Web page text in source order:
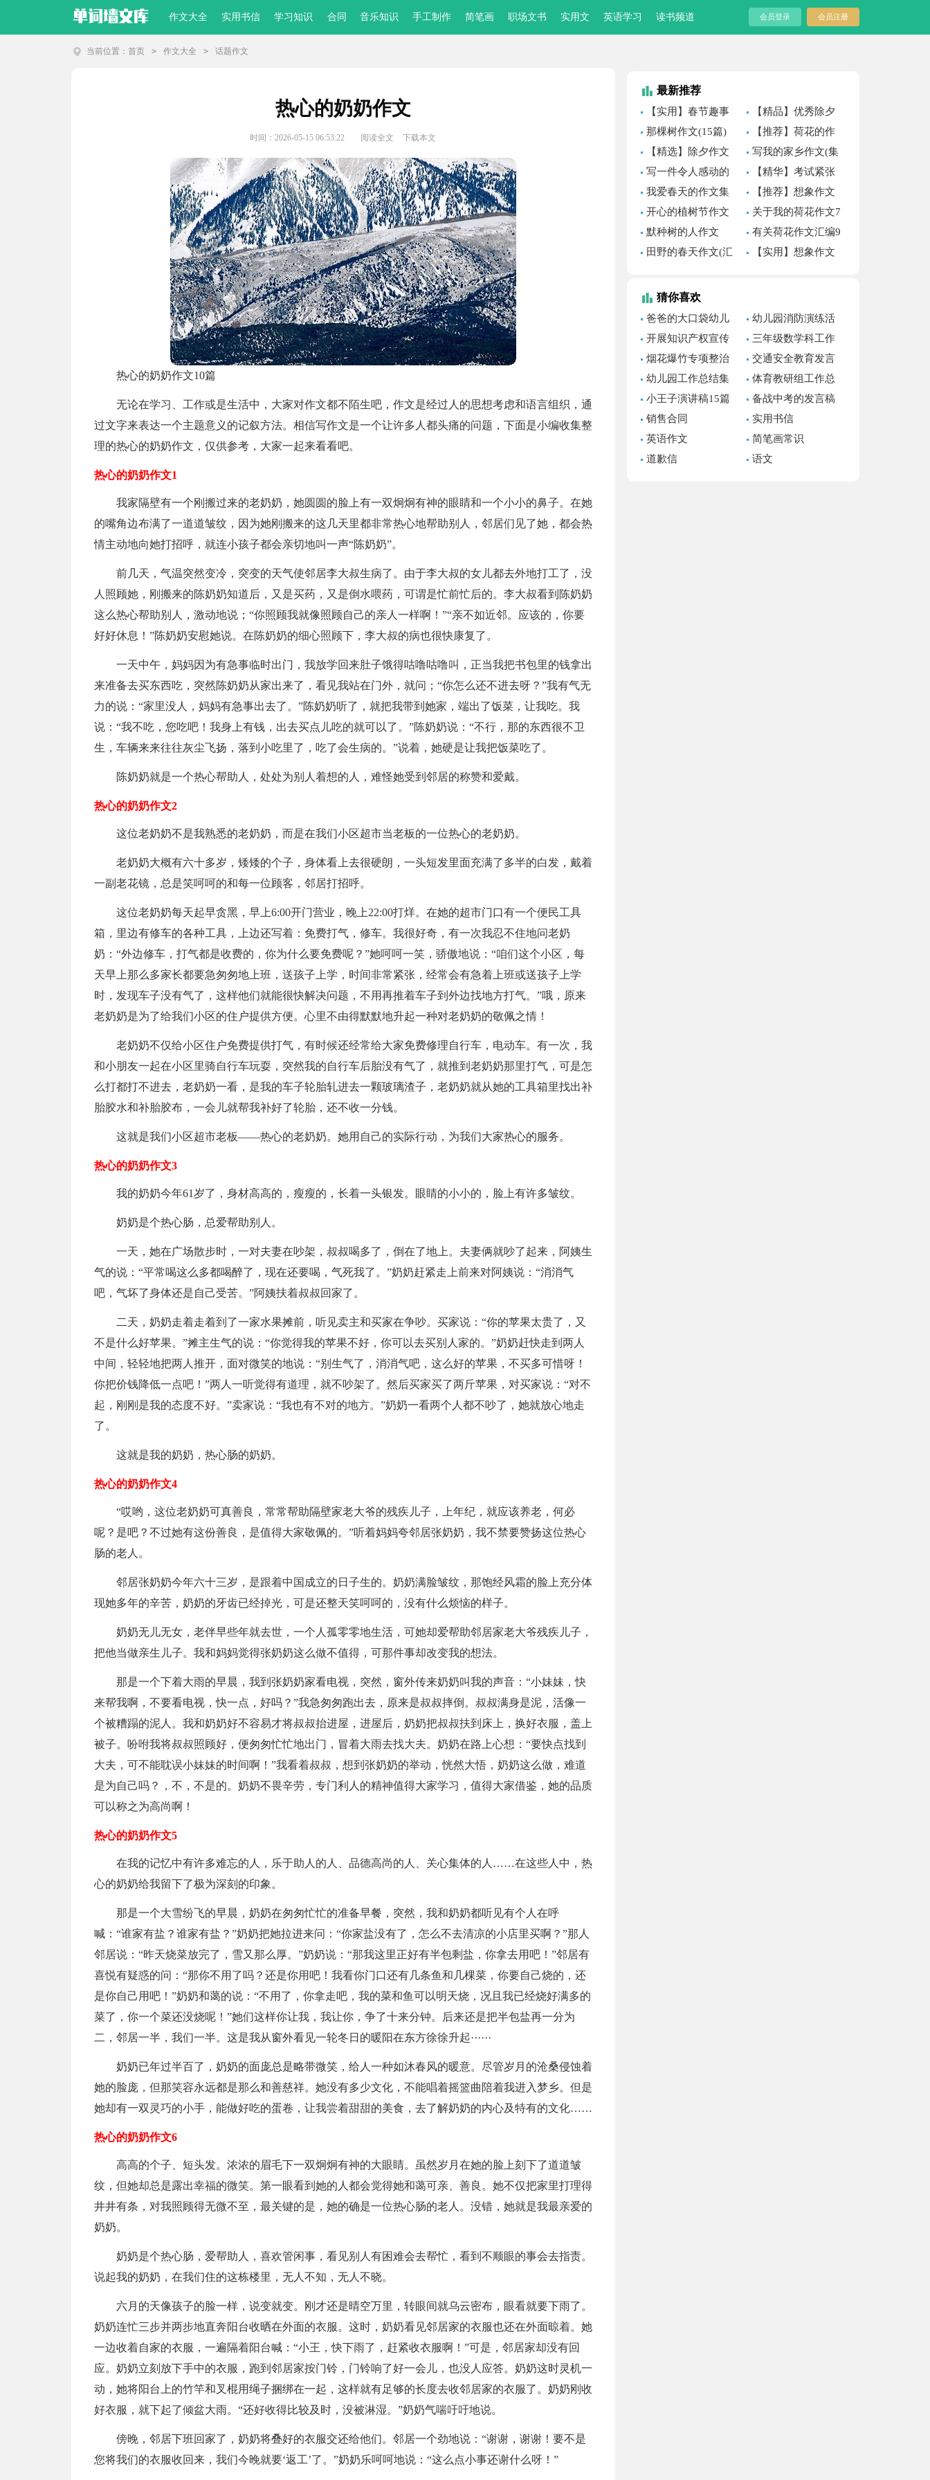
作文大全 实用书信 学习知识 合同 音乐知识 手工制作 简笔画 职场文书 实用文 英语学习 读书频道 会员登录 会员注册
当前位置： 首页 > 作文大全 > 话题作文
热心的奶奶作文
时间：2026-05-15 06:53:22 阅读全文 下载本文
热心的奶奶作文10篇
无论在学习、工作或是生活中，大家对作文都不陌生吧，作文是经过人的思想考虑和语言组织，通
过文字来表达一个主题意义的记叙方法。相信写作文是一个让许多人都头痛的问题，下面是小编收集整
理的热心的奶奶作文，仅供参考，大家一起来看看吧。
热心的奶奶作文1
我家隔壁有一个刚搬过来的老奶奶，她圆圆的脸上有一双炯炯有神的眼睛和一个小小的鼻子。在她
的嘴角边布满了一道道皱纹，因为她刚搬来的这几天里都非常热心地帮助别人，邻居们见了她，都会热
情主动地向她打招呼，就连小孩子都会亲切地叫一声“陈奶奶”。
前几天，气温突然变冷，突变的天气使邻居李大叔生病了。由于李大叔的女儿都去外地打工了，没
人照顾她，刚搬来的陈奶奶知道后，又是买药，又是倒水喂药，可谓是忙前忙后的。李大叔看到陈奶奶
这么热心帮助别人，激动地说；“你照顾我就像照顾自己的亲人一样啊！”“亲不如近邻。应该的，你要
好好休息！”陈奶奶安慰她说。在陈奶奶的细心照顾下，李大叔的病也很快康复了。
一天中午，妈妈因为有急事临时出门，我放学回来肚子饿得咕噜咕噜叫，正当我把书包里的钱拿出
来准备去买东西吃，突然陈奶奶从家出来了，看见我站在门外，就问；“你怎么还不进去呀？”我有气无
力的说：“家里没人，妈妈有急事出去了。”陈奶奶听了，就把我带到她家，端出了饭菜，让我吃。我
说：“我不吃，您吃吧！我身上有钱，出去买点儿吃的就可以了。”陈奶奶说：“不行，那的东西很不卫
生，车辆来来往往灰尘飞扬，落到小吃里了，吃了会生病的。”说着，她硬是让我把饭菜吃了。
陈奶奶就是一个热心帮助人，处处为别人着想的人，难怪她受到邻居的称赞和爱戴。
热心的奶奶作文2
这位老奶奶不是我熟悉的老奶奶，而是在我们小区超市当老板的一位热心的老奶奶。
老奶奶大概有六十多岁，矮矮的个子，身体看上去很硬朗，一头短发里面充满了多半的白发，戴着
一副老花镜，总是笑呵呵的和每一位顾客，邻居打招呼。
这位老奶奶每天起早贪黑，早上6:00开门营业，晚上22:00打烊。在她的超市门口有一个便民工具
箱，里边有修车的各种工具，上边还写着：免费打气，修车。我很好奇，有一次我忍不住地问老奶
奶：“外边修车，打气都是收费的，你为什么要免费呢？”她呵呵一笑，骄傲地说：“咱们这个小区，每
天早上那么多家长都要急匆匆地上班，送孩子上学，时间非常紧张，经常会有急着上班或送孩子上学
时，发现车子没有气了，这样他们就能很快解决问题，不用再推着车子到外边找地方打气。”哦，原来
老奶奶是为了给我们小区的住户提供方便。心里不由得默默地升起一种对老奶奶的敬佩之情！
老奶奶不仅给小区住户免费提供打气，有时候还经常给大家免费修理自行车，电动车。有一次，我
和小朋友一起在小区里骑自行车玩耍，突然我的自行车后胎没有气了，就推到老奶奶那里打气，可是怎
么打都打不进去，老奶奶一看，是我的车子轮胎轧进去一颗玻璃渣子，老奶奶就从她的工具箱里找出补
胎胶水和补胎胶布，一会儿就帮我补好了轮胎，还不收一分钱。
这就是我们小区超市老板——热心的老奶奶。她用自己的实际行动，为我们大家热心的服务。
热心的奶奶作文3
我的奶奶今年61岁了，身材高高的，瘦瘦的，长着一头银发。眼睛的小小的，脸上有许多皱纹。
奶奶是个热心肠，总爱帮助别人。
一天，她在广场散步时，一对夫妻在吵架，叔叔喝多了，倒在了地上。夫妻俩就吵了起来，阿姨生
气的说：“平常喝这么多都喝醉了，现在还要喝，气死我了。”奶奶赶紧走上前来对阿姨说：“消消气
吧，气坏了身体还是自己受苦。”阿姨扶着叔叔回家了。
二天，奶奶走着走着到了一家水果摊前，听见卖主和买家在争吵。买家说：“你的苹果太贵了，又
不是什么好苹果。”摊主生气的说：“你觉得我的苹果不好，你可以去买别人家的。”奶奶赶快走到两人
中间，轻轻地把两人推开，面对微笑的地说：“别生气了，消消气吧，这么好的苹果，不买多可惜呀！
你把价钱降低一点吧！”两人一听觉得有道理，就不吵架了。然后买家买了两斤苹果，对买家说：“对不
起，刚刚是我的态度不好。”卖家说：“我也有不对的地方。”奶奶一看两个人都不吵了，她就放心地走
了。
这就是我的奶奶，热心肠的奶奶。
热心的奶奶作文4
“哎哟，这位老奶奶可真善良，常常帮助隔壁家老大爷的残疾儿子，上年纪，就应该养老，何必
呢？是吧？不过她有这份善良，是值得大家敬佩的。”听着妈妈夸邻居张奶奶，我不禁要赞扬这位热心
肠的老人。
邻居张奶奶今年六十三岁，是跟着中国成立的日子生的。奶奶满脸皱纹，那饱经风霜的脸上充分体
现她多年的辛苦，奶奶的牙齿已经掉光，可是还整天笑呵呵的，没有什么烦恼的样子。
奶奶无儿无女，老伴早些年就去世，一个人孤零零地生活，可她却爱帮助邻居家老大爷残疾儿子，
把他当做亲生儿子。我和妈妈觉得张奶奶这么做不值得，可那件事却改变我的想法。
那是一个下着大雨的早晨，我到张奶奶家看电视，突然，窗外传来奶奶叫我的声音：“小妹妹，快
来帮我啊，不要看电视，快一点，好吗？”我急匆匆跑出去，原来是叔叔摔倒。叔叔满身是泥，活像一
个被糟蹋的泥人。我和奶奶好不容易才将叔叔抬进屋，进屋后，奶奶把叔叔扶到床上，换好衣服，盖上
被子。吩咐我将叔叔照顾好，便匆匆忙忙地出门，冒着大雨去找大夫。奶奶在路上心想：“要快点找到
大夫，可不能耽误小妹妹的时间啊！”我看着叔叔，想到张奶奶的举动，恍然大悟，奶奶这么做，难道
是为自己吗？，不，不是的。奶奶不畏辛劳，专门利人的精神值得大家学习，值得大家借鉴，她的品质
可以称之为高尚啊！
热心的奶奶作文5
在我的记忆中有许多难忘的人，乐于助人的人、品德高尚的人、关心集体的人……在这些人中，热
心的奶奶给我留下了极为深刻的印象。
那是一个大雪纷飞的早晨，奶奶在匆匆忙忙的准备早餐，突然，我和奶奶都听见有个人在呼
喊：“谁家有盐？谁家有盐？”奶奶把她拉进来问：“你家盐没有了，怎么不去清凉的小店里买啊？”那人
邻居说：“昨天烧菜放完了，雪又那么厚。”奶奶说：“那我这里正好有半包剩盐，你拿去用吧！”邻居有
喜悦有疑惑的问：“那你不用了吗？还是你用吧！我看你门口还有几条鱼和几棵菜，你要自己烧的，还
是你自己用吧！”奶奶和蔼的说：“不用了，你拿走吧，我的菜和鱼可以明天烧，况且我已经烧好满多的
菜了，你一个菜还没烧呢！”她们这样你让我，我让你，争了十来分钟。后来还是把半包盐再一分为
二，邻居一半，我们一半。这是我从窗外看见一轮冬日的暖阳在东方徐徐升起······
奶奶已年过半百了，奶奶的面庞总是略带微笑，给人一种如沐春风的暖意。尽管岁月的沧桑侵蚀着
她的脸庞，但那笑容永远都是那么和善慈祥。她没有多少文化，不能唱着摇篮曲陪着我进入梦乡。但是
她却有一双灵巧的小手，能做好吃的蛋卷，让我尝着甜甜的美食，去了解奶奶的内心及特有的文化……
热心的奶奶作文6
高高的个子、短头发。浓浓的眉毛下一双炯炯有神的大眼睛。虽然岁月在她的脸上刻下了道道皱
纹，但她却总是露出幸福的微笑。第一眼看到她的人都会觉得她和蔼可亲、善良。她不仅把家里打理得
井井有条，对我照顾得无微不至，最关键的是，她的确是一位热心肠的老人。没错，她就是我最亲爱的
奶奶。
奶奶是个热心肠，爱帮助人，喜欢管闲事，看见别人有困难会去帮忙，看到不顺眼的事会去指责。
说起我的奶奶，在我们住的这栋楼里，无人不知，无人不晓。
六月的天像孩子的脸一样，说变就变。刚才还是晴空万里，转眼间就乌云密布，眼看就要下雨了。
奶奶连忙三步并两步地直奔阳台收晒在外面的衣服。这时，奶奶看见邻居家的衣服也还在外面晾着。她
一边收着自家的衣服，一遍隔着阳台喊：“小王，快下雨了，赶紧收衣服啊！”可是，邻居家却没有回
应。奶奶立刻放下手中的衣服，跑到邻居家按门铃，门铃响了好一会儿，也没人应答。奶奶这时灵机一
动，她将阳台上的竹竿和叉棍用绳子捆绑在一起，这样就有足够的长度去收邻居家的衣服了。奶奶刚收
好衣服，就下起了倾盆大雨。“还好收得比较及时，没被淋湿。”奶奶气喘吁吁地说。
傍晚，邻居下班回家了，奶奶将叠好的衣服交还给他们。邻居一个劲地说：“谢谢，谢谢！要不是
您将我们的衣服收回来，我们今晚就要‘返工’了。”奶奶乐呵呵地说：“这么点小事还谢什么呀！”
最新推荐
【实用】春节趣事
作文400字集锦8篇
【精品】优秀除夕
作文七篇
那棵树作文(15篇)
【推荐】荷花的作
文
【精选】除夕作文
300字三篇
写我的家乡作文(集
合15篇)
写一件令人感动的
作文
【精华】考试紧张
作文3篇
我爱春天的作文集
锦15篇
【推荐】想象作文
汇总5篇
开心的植树节作文
（精选31篇）
关于我的荷花作文7
篇
默种树的人作文
有关荷花作文汇编9
篇
田野的春天作文(汇
【实用】想象作文
猜你喜欢
爸爸的大口袋幼儿
园语言教案
幼儿园消防演练活
动总结(汇编15篇)
开展知识产权宣传
周活动总结
三年级数学科工作
总结
烟花爆竹专项整治
工作总结
交通安全教育发言
稿通用15篇
幼儿园工作总结集
锦15篇
体育教研组工作总
结
小王子演讲稿15篇
备战中考的发言稿
15篇
销售合同
实用书信
英语作文
简笔画常识
道歉信
语文